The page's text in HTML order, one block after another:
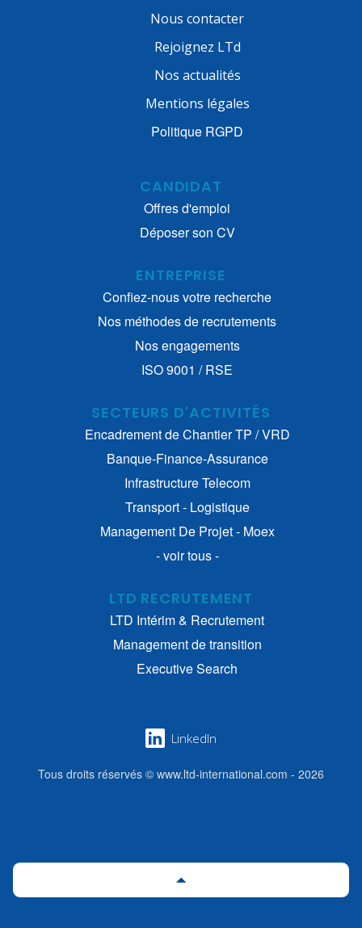
Nous contacter
Rejoignez LTd
Nos actualités
Mentions légales
Politique RGPD
CANDIDAT
Offres d'emploi
Déposer son CV
ENTREPRISE
Confiez-nous votre recherche
Nos méthodes de recrutements
Nos engagements
ISO 9001 / RSE
SECTEURS D'ACTIVITÉS
Encadrement de Chantier TP / VRD
Banque-Finance-Assurance
Infrastructure Telecom
Transport - Logistique
Management De Projet - Moex
- voir tous -
LTD RECRUTEMENT
LTD Intérim & Recrutement
Management de transition
Executive Search
LinkedIn
Tous droits réservés © www.ltd-international.com - 2026